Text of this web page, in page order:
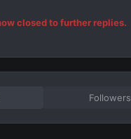
closed to further replies.
Followers